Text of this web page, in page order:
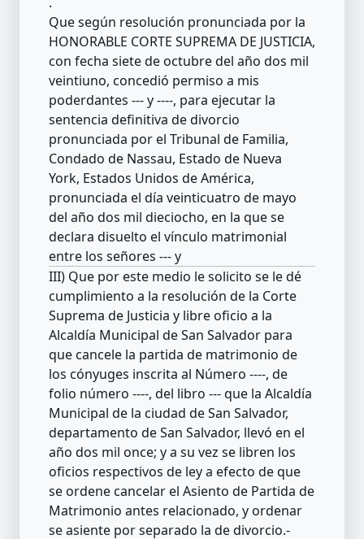
Que según resolución pronunciada por la
HONORABLE CORTE SUPREMA DE JUSTICIA,
con fecha siete de octubre del año dos mil
veintiuno, concedió permiso a mis
poderdantes --- y ----, para ejecutar la
sentencia definitiva de divorcio
pronunciada por el Tribunal de Familia,
Condado de Nassau, Estado de Nueva
York, Estados Unidos de América,
pronunciada el día veinticuatro de mayo
del año dos mil dieciocho, en la que se
declara disuelto el vínculo matrimonial
entre los señores --- y
III) Que por este medio le solicito se le dé
cumplimiento a la resolución de la Corte
Suprema de Justicia y libre oficio a la
Alcaldía Municipal de San Salvador para
que cancele la partida de matrimonio de
los cónyuges inscrita al Número ----, de
folio número ----, del libro --- que la Alcaldía
Municipal de la ciudad de San Salvador,
departamento de San Salvador, llevó en el
año dos mil once; y a su vez se libren los
oficios respectivos de ley a efecto de que
se ordene cancelar el Asiento de Partida de
Matrimonio antes relacionado, y ordenar
se asiente por separado la de divorcio.-